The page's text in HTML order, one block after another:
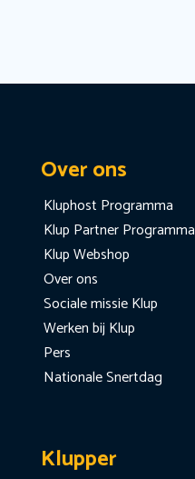
Over ons
Kluphost Programma
Klup Partner Programma
Klup Webshop
Over ons
Sociale missie Klup
Werken bij Klup
Pers
Nationale Snertdag
Klupper